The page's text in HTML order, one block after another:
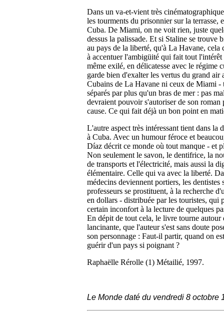
Dans un va-et-vient très
les tourments du prisonnier sur la terrasse,
Cuba. De Miami, on ne voit rien, juste
dessus la palissade. Et si Staline se trouve
au pays de la liberté, qu'à La Havane, cela
à accentuer l'ambigüité qui fait tout
même exilé, en délicatesse avec le régime
garde bien d'exalter les vertus du grand air
Cubains de La Havane ni ceux de Miami -
séparés par plus qu'un bras de mer : pas
devraient pouvoir s'autoriser de son roman
cause. Ce qui fait déjà un bon point en
L'autre aspect très intéressant tient dans la
à Cuba. Avec un humour féroce et
Díaz décrit ce monde où tout manque - et
Non seulement le savon, le dentifrice, la
de transports et l'électricité, mais aussi la
élémentaire. Celle qui va avec la liberté.
médecins deviennent portiers, les dentistes
professeurs se prostituent, à la recherche
en dollars - distribuée par les touristes, qui
certain inconfort à la lecture de quelques
En dépit de tout cela, le livre tourne autour
lancinante, que l'auteur s'est sans doute
son personnage : Faut-il partir, quand on
guérir d'un pays si poignant ?
Raphaëlle Rérolle (1) Métailié, 1997.
Le Monde daté du vendredi 8 octobre